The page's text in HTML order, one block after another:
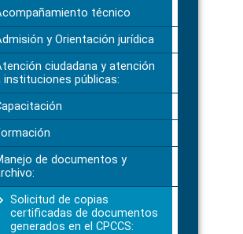
técnico
y Orientación jurídica
ciudadana y atención
instituciones públicas:
de documentos y
Solicitud de copias
certificadas de documentos
generados en el CPCCS: